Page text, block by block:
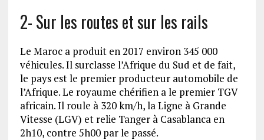
2- Sur les routes et sur les rails
Le Maroc a produit en 2017 environ 345 000
véhicules. Il surclasse l’Afrique du Sud et de fait,
le pays est le premier producteur automobile de
l’Afrique. Le royaume chérifien a le premier TGV
africain. Il roule à 320 km/h, la Ligne à Grande
Vitesse (LGV) et relie Tanger à Casablanca en
2h10, contre 5h00 par le passé.